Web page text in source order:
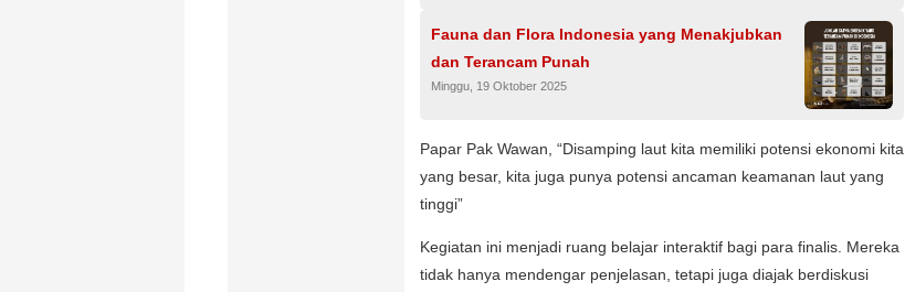
Fauna dan Flora Indonesia yang Menakjubkan
dan Terancam Punah
Minggu, 19 Oktober 2025
Papar Pak Wawan, “Disamping laut kita memiliki potensi ekonomi kita
yang besar, kita juga punya potensi ancaman keamanan laut yang
tinggi”
Kegiatan ini menjadi ruang belajar interaktif bagi para finalis. Mereka
tidak hanya mendengar penjelasan, tetapi juga diajak berdiskusi